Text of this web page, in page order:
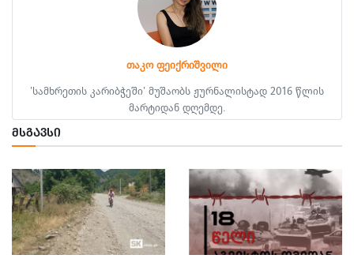
თაკო ფეიქრიშვილი
'სამხრეთის კარიბჭეში' მუშაობს ჟურნალისტად 2016 წლის
მარტიდან დღემდე.
ᲛᲡᲒᲐᲕᲡᲘ